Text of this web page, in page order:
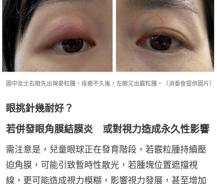
圖中女士右眼先出現麥粒腫，痊癒不久後，左眼又出霰粒腫。（消委會提供圖片）
眼挑針幾耐好？
若併發眼角膜結膜炎 或對視力造成永久性影響
需注意是，兒童眼球正在發育階段，若霰粒腫持續壓
迫角膜，可能引致暫時性散光，若腫塊位置遮擋視
線，更可能造成視力模糊，影響視力發展，甚至增加